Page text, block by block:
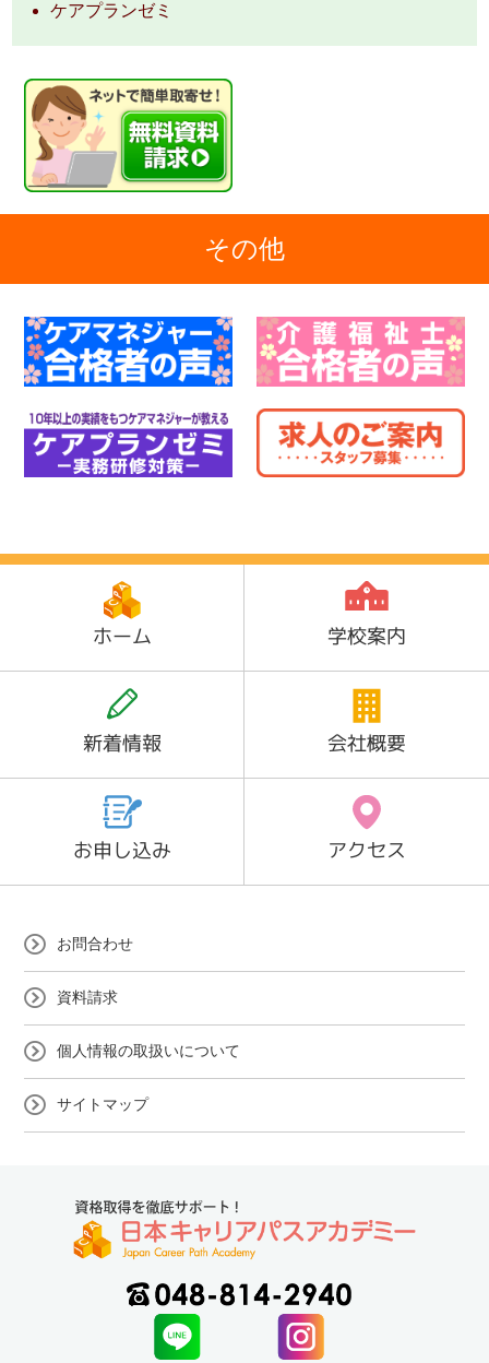
ケアプランゼミ
その他
ホーム 学校案内
新着情報 会社概要
お申し込み アクセス
お問合わせ
資料請求
個人情報の取扱いについて
サイトマップ